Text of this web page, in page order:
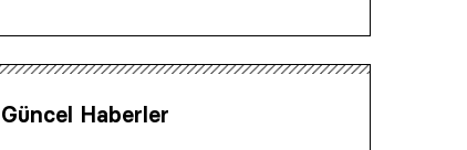
Güncel Haberler